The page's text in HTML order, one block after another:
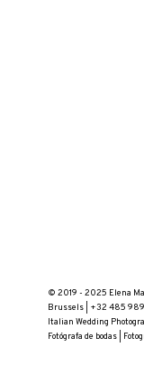
© 2019 - 2025 Elena
Brussels | +32 485
Italian Wedding
Fotógrafa de bodas |